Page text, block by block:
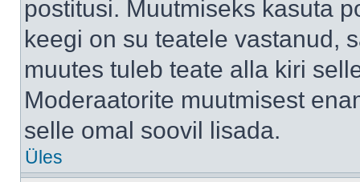
postitusi. Muutmiseks kasuta
keegi on su teatele vastanud,
muutes tuleb teate alla kiri
Moderaatorite muutmisest
selle omal soovil lisada.
Üles